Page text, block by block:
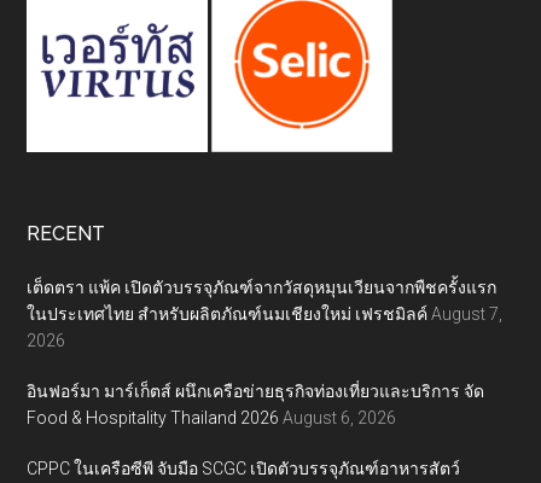
RECENT
เต็ดตรา แพ้ค เปิดตัวบรรจุภัณฑ์จากวัสดุหมุนเวียนจากพืชครั้งแรก
ในประเทศไทย สำหรับผลิตภัณฑ์นมเชียงใหม่ เฟรชมิลค์ August 7,
2026
อินฟอร์มา มาร์เก็ตส์ ผนึกเครือข่ายธุรกิจท่องเที่ยวและบริการ จัด
Food & Hospitality Thailand 2026 August 6, 2026
CPPC ในเครือซีพี จับมือ SCGC เปิดตัวบรรจุภัณฑ์อาหารสัตว์